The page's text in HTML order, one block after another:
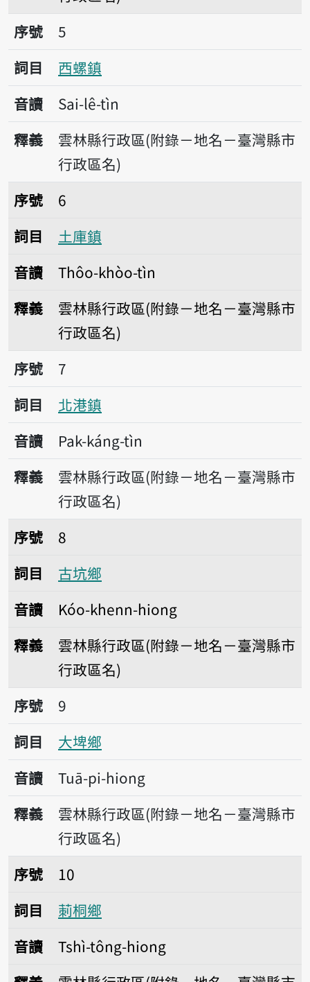
序號5西螺鎮
序號
5
詞目
西螺鎮
音讀
Sai-lê-tìn
釋義
雲林縣行政區(附錄－地名－臺灣縣市
行政區名)
序號6土庫鎮
序號
6
詞目
土庫鎮
音讀
Thôo-khòo-tìn
釋義
雲林縣行政區(附錄－地名－臺灣縣市
行政區名)
序號7北港鎮
序號
7
詞目
北港鎮
音讀
Pak-káng-tìn
釋義
雲林縣行政區(附錄－地名－臺灣縣市
行政區名)
序號8古坑鄉
序號
8
詞目
古坑鄉
音讀
Kóo-khenn-hiong
釋義
雲林縣行政區(附錄－地名－臺灣縣市
行政區名)
序號9大埤鄉
序號
9
詞目
大埤鄉
音讀
Tuā-pi-hiong
釋義
雲林縣行政區(附錄－地名－臺灣縣市
行政區名)
序號10莿桐鄉
序號
10
詞目
莿桐鄉
音讀
Tshì-tông-hiong